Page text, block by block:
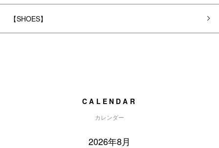
【SHOES】
CALENDAR
カレンダー
2026年8月